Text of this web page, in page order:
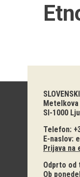
SI-1000
Telefon:
E-naslov:
Prijava na
Odprto od
Ob